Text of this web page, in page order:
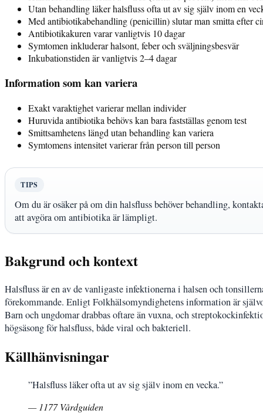
Utan behandling läker halsfluss ofta ut av sig själv inom en
Med antibiotikabehandling (penicillin) slutar man smitta efter
Antibiotikakuren varar vanligtvis 10 dagar
Symtomen inkluderar halsont, feber och sväljningsbesvär
Inkubationstiden är vanligtvis 2–4 dagar
Information som kan variera
Exakt varaktighet varierar mellan individer
Huruvida antibiotika behövs kan bara fastställas genom test
Smittsamhetens längd utan behandling kan variera
Symtomens intensitet varierar från person till person
TIPS
Om du är osäker på om din halsfluss behöver behandling,
att avgöra om antibiotika är lämpligt.
Bakgrund och kontext
Halsfluss är en av de vanligaste infektionerna i halsen och
förekommande. Enligt Folkhälsomyndighetens information är
Barn och ungdomar drabbas oftare än vuxna, och
högsäsong för halsfluss, både viral och bakteriell.
Källhänvisningar
”Halsfluss läker ofta ut av sig själv inom en vecka.”
— 1177 Vårdguiden